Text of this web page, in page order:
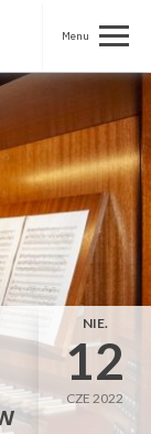
NIE.
12
CZE 2022